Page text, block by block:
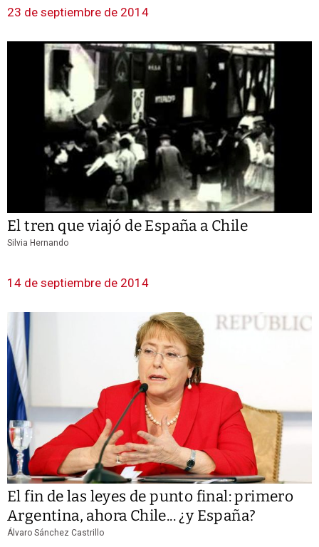
23 de septiembre de 2014
El tren que viajó de España a Chile
Silvia Hernando
14 de septiembre de 2014
El fin de las leyes de punto final: primero
Argentina, ahora Chile... ¿y España?
Álvaro Sánchez Castrillo